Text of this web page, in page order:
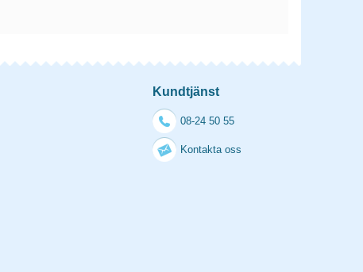
Kundtjänst
08-24 50 55
Kontakta oss